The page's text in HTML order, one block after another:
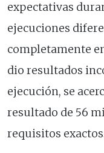
expectativas
ejecuciones
completamente
dio resultados
ejecución, se
resultado de 56
requisitos